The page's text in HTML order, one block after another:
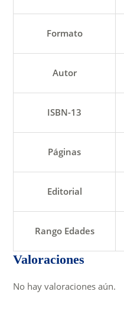
Formato
Autor
ISBN-13
Páginas
Editorial
Rango Edades
Valoraciones
No hay valoraciones aún.